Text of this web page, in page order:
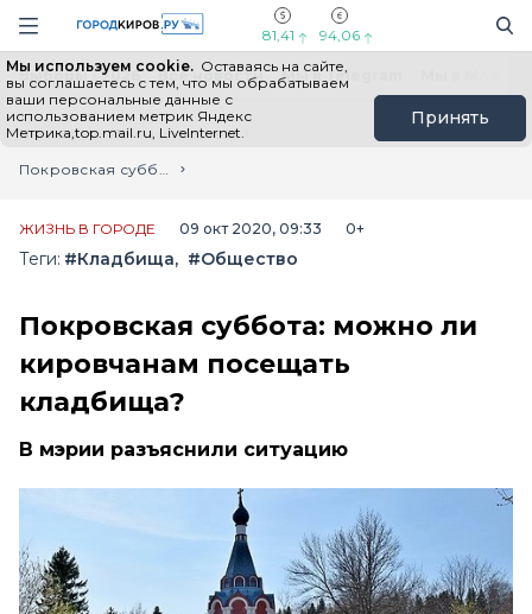
Навигация сайта
81,41 94,06
Мы используем cookie. Оставаясь на сайте,
вы соглашаетесь с тем, что мы обрабатываем
ваши персональные данные с
использованием метрик Яндекс
Метрика,top.mail.ru, LiveInternet.
Принять
Выборы - 2026 Все новости Мы в Telegram
Главная
Лента новостей
Покровская суббота: можно ли кировчанам посещать кладбища?
ЖИЗНЬ В ГОРОДЕ 09 окт 2020, 09:33 0+
Теги: #Кладбища #Общество
Покровская суббота: можно ли
кировчанам посещать
кладбища?
В мэрии разъяснили ситуацию